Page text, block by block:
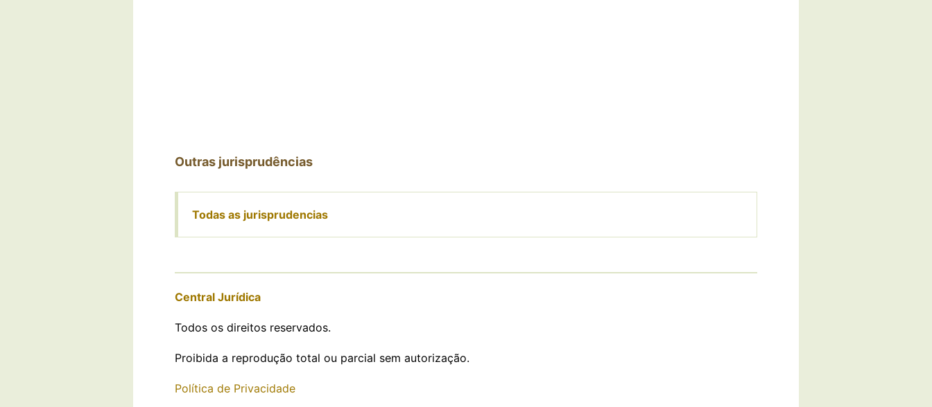
Outras jurisprudências
Todas as jurisprudencias
Central Jurídica
Todos os direitos reservados.
Proibida a reprodução total ou parcial sem autorização.
Política de Privacidade